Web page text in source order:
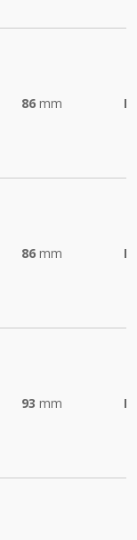
86 mm
86 mm
93 mm